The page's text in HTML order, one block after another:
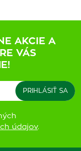
AKCIE A
VÁS
údajov.